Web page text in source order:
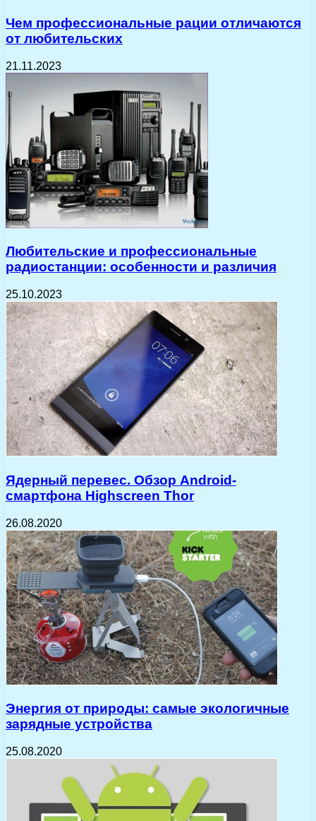
Чем профессиональные рации отличаются
от любительских
21.11.2023
Любительские и профессиональные
радиостанции: особенности и различия
25.10.2023
Ядерный перевес. Обзор Android-
смартфона Highscreen Thor
26.08.2020
Энергия от природы: самые экологичные
зарядные устройства
25.08.2020